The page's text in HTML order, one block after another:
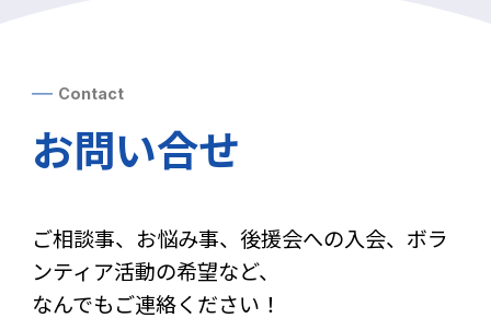
Contact
お問い合せ
ご相談事、お悩み事、後援会への入会、ボラ
ンティア活動の希望など、
なんでもご連絡ください！